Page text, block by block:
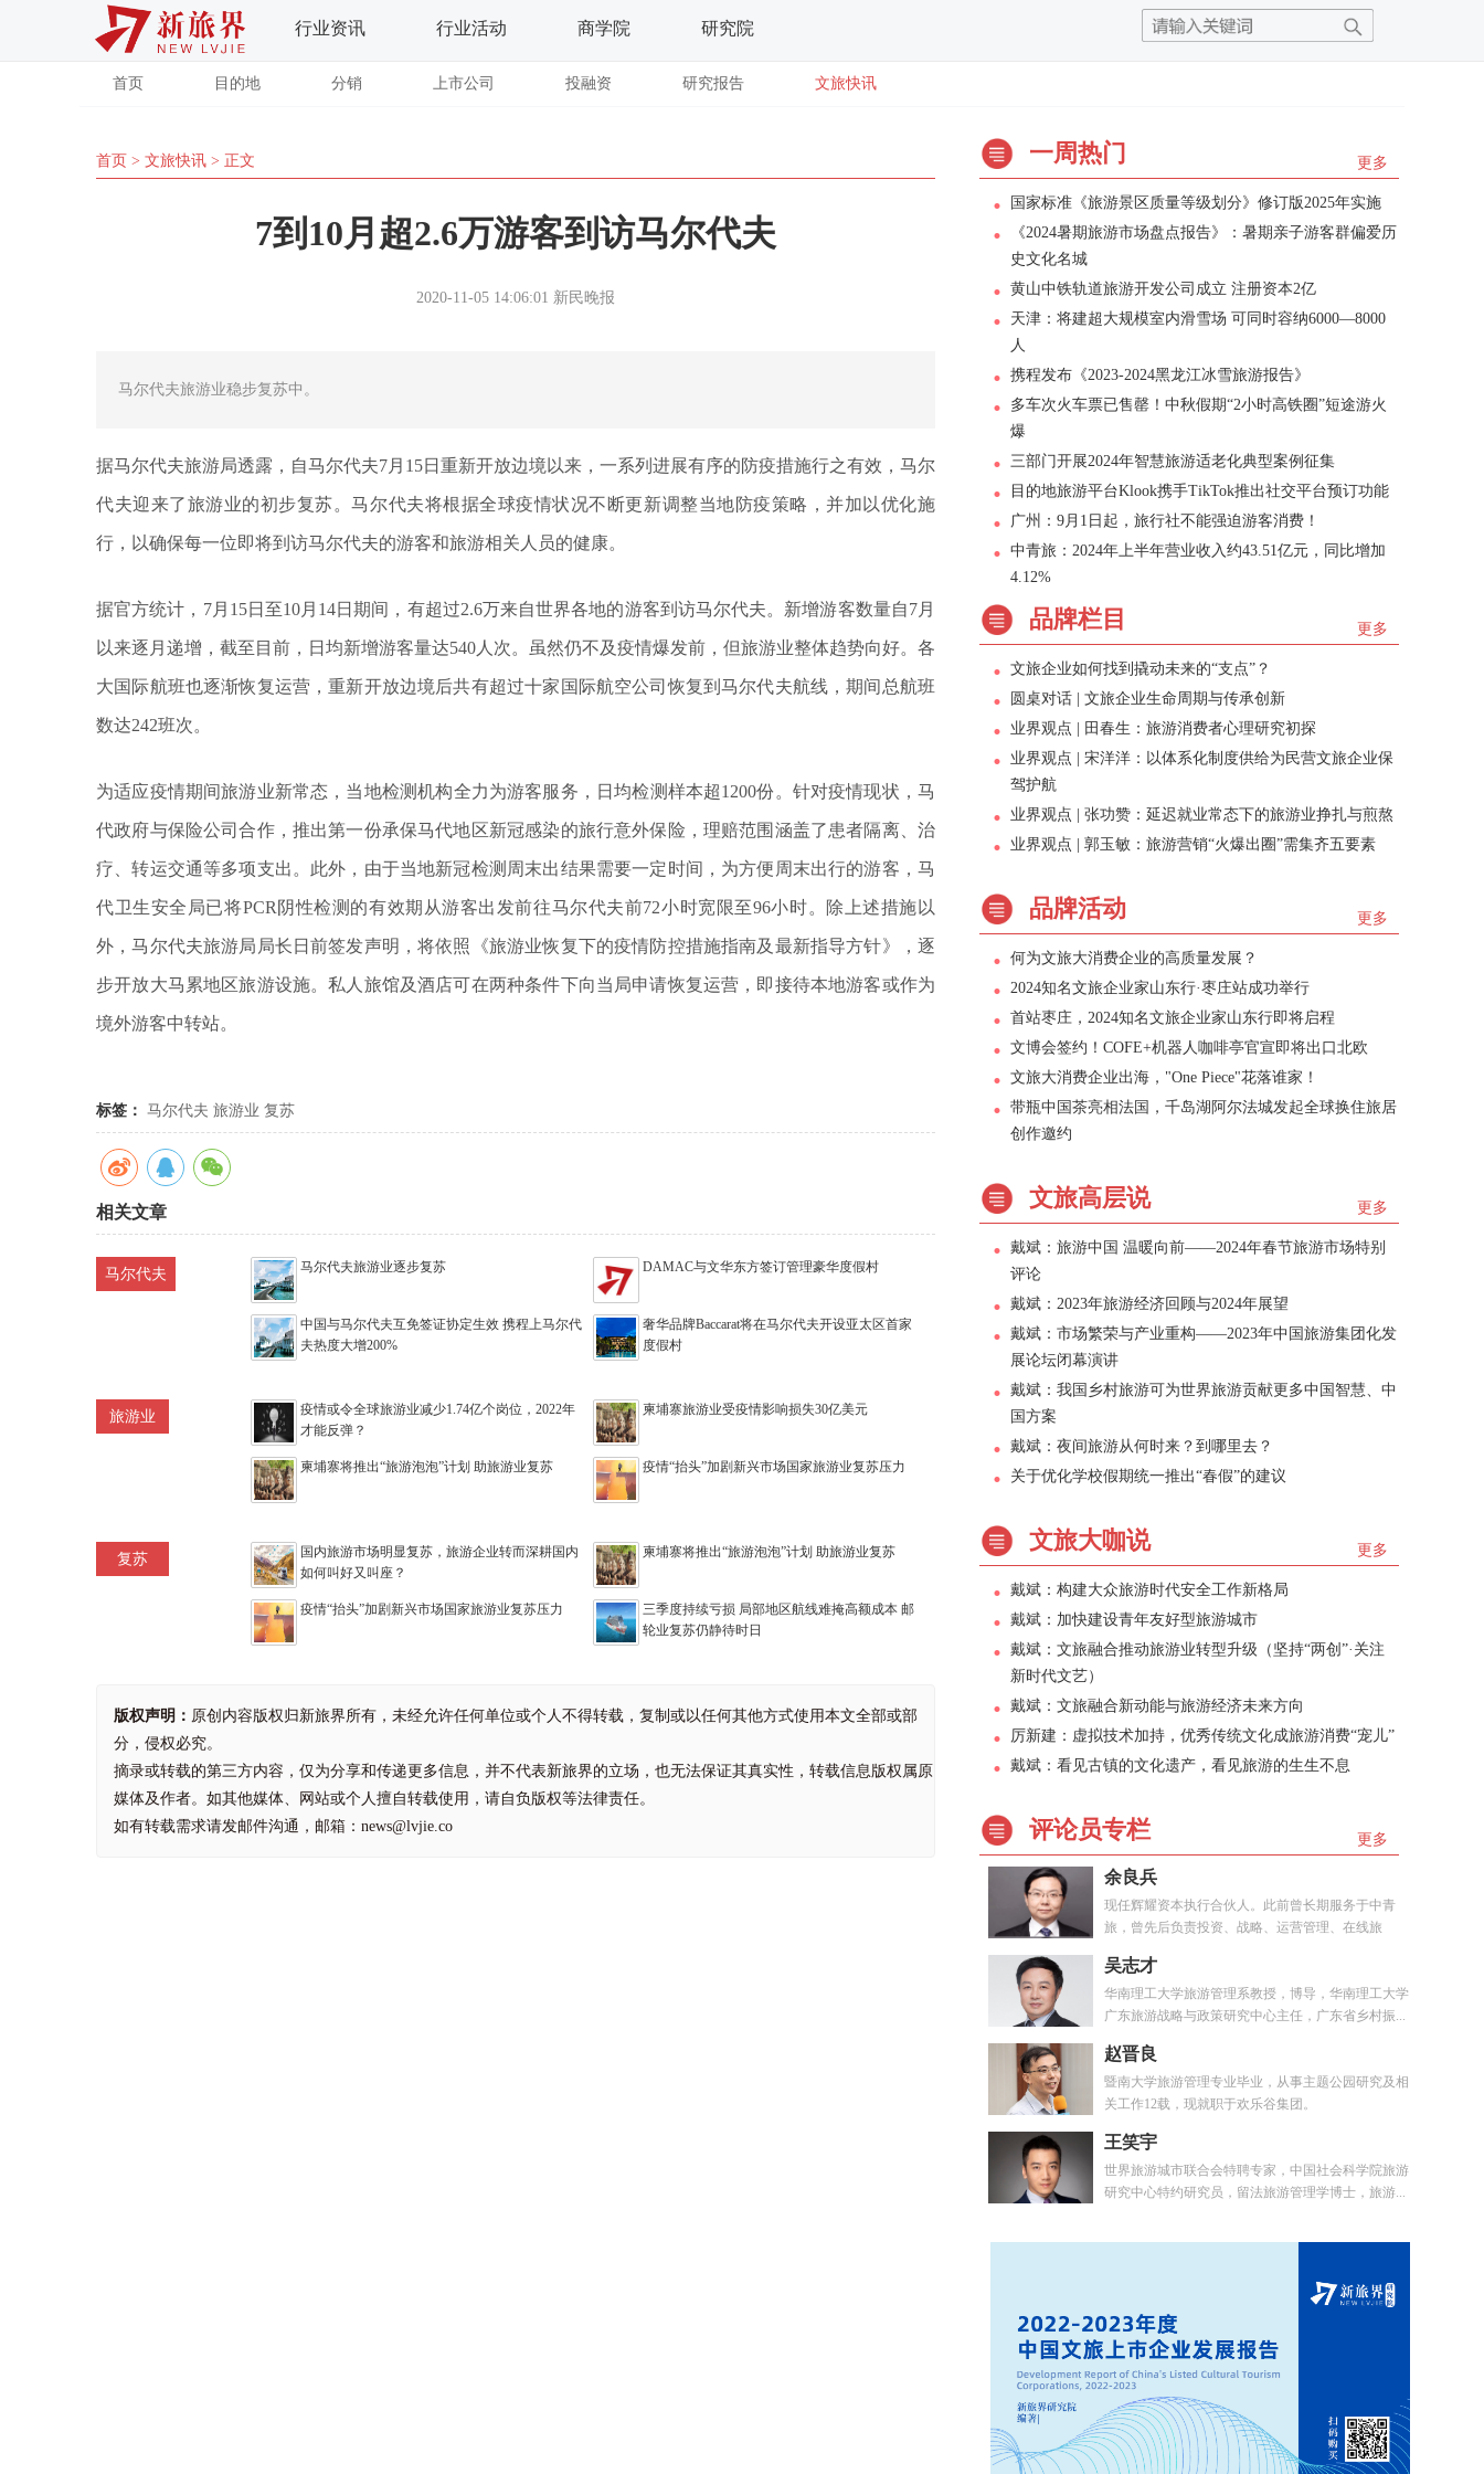
行业资讯 行业活动 商学院 研究院
首页 目的地 分销 上市公司 投融资 研究报告 文旅快讯
首页 > 文旅快讯 > 正文
7到10月超2.6万游客到访马尔代夫
2020-11-05 14:06:01 新民晚报
马尔代夫旅游业稳步复苏中。
据马尔代夫旅游局透露，自马尔代夫7月15日重新开放边境以来，一系列进展有序的防疫措施行之有效，马尔
代夫迎来了旅游业的初步复苏。马尔代夫将根据全球疫情状况不断更新调整当地防疫策略，并加以优化施
行，以确保每一位即将到访马尔代夫的游客和旅游相关人员的健康。
据官方统计，7月15日至10月14日期间，有超过2.6万来自世界各地的游客到访马尔代夫。新增游客数量自7月
以来逐月递增，截至目前，日均新增游客量达540人次。虽然仍不及疫情爆发前，但旅游业整体趋势向好。各
大国际航班也逐渐恢复运营，重新开放边境后共有超过十家国际航空公司恢复到马尔代夫航线，期间总航班
数达242班次。
为适应疫情期间旅游业新常态，当地检测机构全力为游客服务，日均检测样本超1200份。针对疫情现状，马
代政府与保险公司合作，推出第一份承保马代地区新冠感染的旅行意外保险，理赔范围涵盖了患者隔离、治
疗、转运交通等多项支出。此外，由于当地新冠检测周末出结果需要一定时间，为方便周末出行的游客，马
代卫生安全局已将PCR阴性检测的有效期从游客出发前往马尔代夫前72小时宽限至96小时。除上述措施以
外，马尔代夫旅游局局长日前签发声明，将依照《旅游业恢复下的疫情防控措施指南及最新指导方针》，逐
步开放大马累地区旅游设施。私人旅馆及酒店可在两种条件下向当局申请恢复运营，即接待本地游客或作为
境外游客中转站。
标签： 马尔代夫 旅游业 复苏
相关文章
马尔代夫 马尔代夫旅游业逐步复苏 DAMAC与文华东方签订管理豪华度假村
中国与马尔代夫互免签证协定生效 携程上马尔代
夫热度大增200%
奢华品牌Baccarat将在马尔代夫开设亚太区首家
度假村
旅游业
疫情或令全球旅游业减少1.74亿个岗位，2022年
才能反弹？
柬埔寨旅游业受疫情影响损失30亿美元
柬埔寨将推出“旅游泡泡”计划 助旅游业复苏 疫情“抬头”加剧新兴市场国家旅游业复苏压力
复苏
国内旅游市场明显复苏，旅游企业转而深耕国内
如何叫好又叫座？
柬埔寨将推出“旅游泡泡”计划 助旅游业复苏
疫情“抬头”加剧新兴市场国家旅游业复苏压力
三季度持续亏损 局部地区航线难掩高额成本 邮
轮业复苏仍静待时日
版权声明： 原创内容版权归新旅界所有，未经允许任何单位或个人不得转载，复制或以任何其他方式使用本文全部或部
分，侵权必究。
摘录或转载的第三方内容，仅为分享和传递更多信息，并不代表新旅界的立场，也无法保证其真实性，转载信息版权属原
媒体及作者。如其他媒体、网站或个人擅自转载使用，请自负版权等法律责任。
如有转载需求请发邮件沟通，邮箱：news@lvjie.co
更多
一周热门
国家标准《旅游景区质量等级划分》修订版2025年实施
《2024暑期旅游市场盘点报告》：暑期亲子游客群偏爱历
史文化名城
黄山中铁轨道旅游开发公司成立 注册资本2亿
天津：将建超大规模室内滑雪场 可同时容纳6000—8000
人
携程发布《2023-2024黑龙江冰雪旅游报告》
多车次火车票已售罄！中秋假期“2小时高铁圈”短途游火
爆
三部门开展2024年智慧旅游适老化典型案例征集
目的地旅游平台Klook携手TikTok推出社交平台预订功能
广州：9月1日起，旅行社不能强迫游客消费！
中青旅：2024年上半年营业收入约43.51亿元，同比增加
4.12%
更多
品牌栏目
文旅企业如何找到撬动未来的“支点”？
圆桌对话 | 文旅企业生命周期与传承创新
业界观点 | 田春生：旅游消费者心理研究初探
业界观点 | 宋洋洋：以体系化制度供给为民营文旅企业保
驾护航
业界观点 | 张功赞：延迟就业常态下的旅游业挣扎与煎熬
业界观点 | 郭玉敏：旅游营销“火爆出圈”需集齐五要素
更多
品牌活动
何为文旅大消费企业的高质量发展？
2024知名文旅企业家山东行·枣庄站成功举行
首站枣庄，2024知名文旅企业家山东行即将启程
文博会签约！COFE+机器人咖啡亭官宣即将出口北欧
文旅大消费企业出海，"One Piece"花落谁家！
带瓶中国茶亮相法国，千岛湖阿尔法城发起全球换住旅居
创作邀约
更多
文旅高层说
戴斌：旅游中国 温暖向前——2024年春节旅游市场特别
评论
戴斌：2023年旅游经济回顾与2024年展望
戴斌：市场繁荣与产业重构——2023年中国旅游集团化发
展论坛闭幕演讲
戴斌：我国乡村旅游可为世界旅游贡献更多中国智慧、中
国方案
戴斌：夜间旅游从何时来？到哪里去？
关于优化学校假期统一推出“春假”的建议
更多
文旅大咖说
戴斌：构建大众旅游时代安全工作新格局
戴斌：加快建设青年友好型旅游城市
戴斌：文旅融合推动旅游业转型升级（坚持“两创”·关注
新时代文艺）
戴斌：文旅融合新动能与旅游经济未来方向
厉新建：虚拟技术加持，优秀传统文化成旅游消费“宠儿”
戴斌：看见古镇的文化遗产，看见旅游的生生不息
更多
评论员专栏
余良兵
现任辉耀资本执行合伙人。此前曾长期服务于中青
旅，曾先后负责投资、战略、运营管理、在线旅
吴志才
华南理工大学旅游管理系教授，博导，华南理工大学
广东旅游战略与政策研究中心主任，广东省乡村振...
赵晋良
暨南大学旅游管理专业毕业，从事主题公园研究及相
关工作12载，现就职于欢乐谷集团。
王笑宇
世界旅游城市联合会特聘专家，中国社会科学院旅游
研究中心特约研究员，留法旅游管理学博士，旅游...